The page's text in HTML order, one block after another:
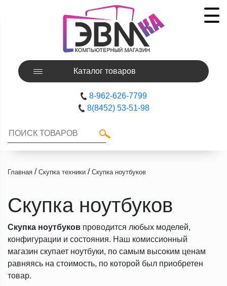
Каталог товаров
8-962-626-7799
8(8452) 53-51-98
Главная / Скупка техники / Скупка ноутбуков
Скупка ноутбуков
Скупка ноутбуков проводится любых моделей,
конфигурации и состояния. Наш комиссионный
магазин скупает ноутбуки, по самым высоким ценам
равняясь на стоимость, по которой был приобретен
товар.